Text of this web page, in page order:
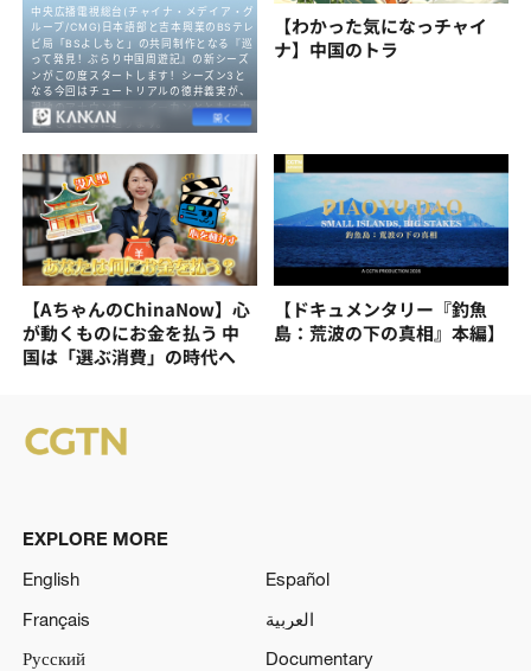
【わかった気になっチャイ
ナ】中国のトラ
【AちゃんのChinaNow】心
が動くものにお金を払う 中
国は「選ぶ消費」の時代へ
【ドキュメンタリー『釣魚
島：荒波の下の真相』本編】
EXPLORE MORE
English
Español
Français
العربية
Русский
Documentary